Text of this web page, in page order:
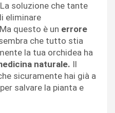
La soluzione che tante
eliminare
questo è un errore
che tutto stia
la tua orchidea ha
naturale. Il
sicuramente hai già a
salvare la pianta e